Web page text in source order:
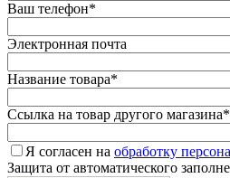
Ваш телефон*
Электронная почта
Название товара*
Ссылка на товар другого магазина*
Я согласен на обработку
Защита от автоматического